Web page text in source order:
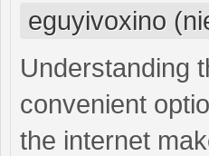
eguyivoxino
Understanding
convenient
the internet